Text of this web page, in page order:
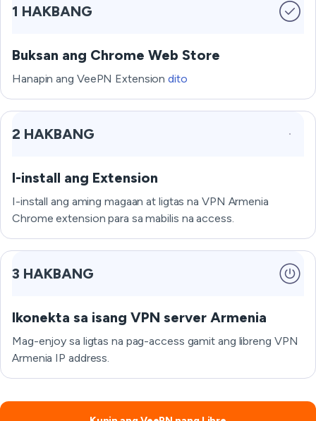
1 HAKBANG
Buksan ang Chrome Web Store
Hanapin ang VeePN Extensiondito
2 HAKBANG
I-install ang Extension
I-install ang aming magaan at ligtas na VPN Armenia
Chrome extension para sa mabilis na access.
3 HAKBANG
Ikonekta sa isang VPN server Armenia
Mag-enjoy sa ligtas na pag-access gamit ang libreng VPN
Armenia IP address.